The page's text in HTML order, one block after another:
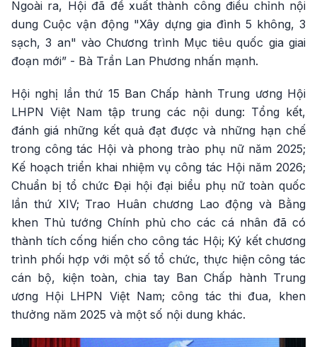
Ngoài ra, Hội đã đề xuất thành công điều chỉnh nội
dung Cuộc vận động "Xây dựng gia đình 5 không, 3
sạch, 3 an" vào Chương trình Mục tiêu quốc gia giai
đoạn mới” - Bà Trần Lan Phương nhấn mạnh.
Hội nghị lần thứ 15 Ban Chấp hành Trung ương Hội
LHPN Việt Nam tập trung các nội dung: Tổng kết,
đánh giá những kết quả đạt được và những hạn chế
trong công tác Hội và phong trào phụ nữ năm 2025;
Kế hoạch triển khai nhiệm vụ công tác Hội năm 2026;
Chuẩn bị tổ chức Đại hội đại biểu phụ nữ toàn quốc
lần thứ XIV; Trao Huân chương Lao động và Bằng
khen Thủ tướng Chính phủ cho các cá nhân đã có
thành tích cống hiến cho công tác Hội; Ký kết chương
trình phối hợp với một số tổ chức, thực hiện công tác
cán bộ, kiện toàn, chia tay Ban Chấp hành Trung
ương Hội LHPN Việt Nam; công tác thi đua, khen
thưởng năm 2025 và một số nội dung khác.